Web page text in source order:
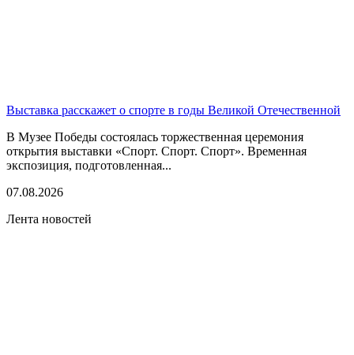
Выставка расскажет о спорте в годы Великой Отечественной
В Музее Победы состоялась торжественная церемония
открытия выставки «Спорт. Спорт. Спорт». Временная
экспозиция, подготовленная...
07.08.2026
Лента новостей